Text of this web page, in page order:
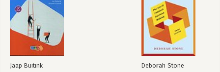
Jaap Buitink Deborah Stone